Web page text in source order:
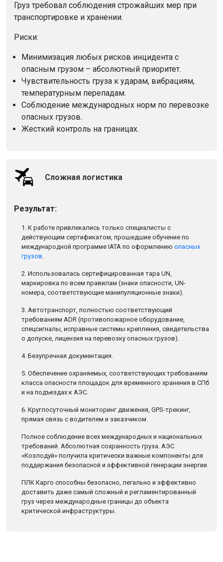
Груз требовал соблюдения строжайших мер при
транспортировке и хранении.
Риски:
Минимизация любых рисков инцидента с
опасным грузом – абсолютный приоритет.
Чувствительность груза к ударам, вибрациям,
температурным перепадам.
Соблюдение международных норм по перевозке
опасных грузов.
Жесткий контроль на границах.
Сложная логистика
Результат:
1. К работе привлекались только специалисты с
действующим сертификатом, прошедшие обучение по
международной программе IATA по оформлению опасных
грузов.
2. Использовалась сертифицированная тара UN,
маркировка по всем правилам (знаки опасности, UN-
номера, соответствующие манипуляционные знаки).
3. Автотранспорт, полностью соответствующий
требованиям ADR (противопожарное оборудование,
спецсигналы, исправные системы крепления, свидетельства
о допуске, лицензия на перевозку опасных грузов).
4. Безупречная документация.
5. Обеспечение охраняемых, соответствующих требованиям
класса опасности площадок для временного хранения в СПб
и на подъездах к АЭС.
6. Круглосуточный мониторинг движения, GPS-трекинг,
прямая связь с водителем и заказчиком.
Полное соблюдение всех международных и национальных
требований. Абсолютная сохранность груза. АЭС
«Козлодуй» получила критически важные компоненты для
поддержания безопасной и эффективной генерации энергии.
ПЛК Карго способны безопасно, легально и эффективно
доставить даже самый сложный и регламентированный
груз через международные границы до объекта
критической инфраструктуры.